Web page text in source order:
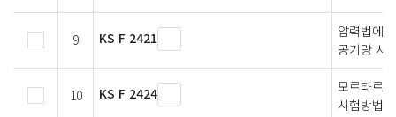
9 KS F 2421
압력법에
공기량 시
10 KS F 2424
모르타르
시험방법